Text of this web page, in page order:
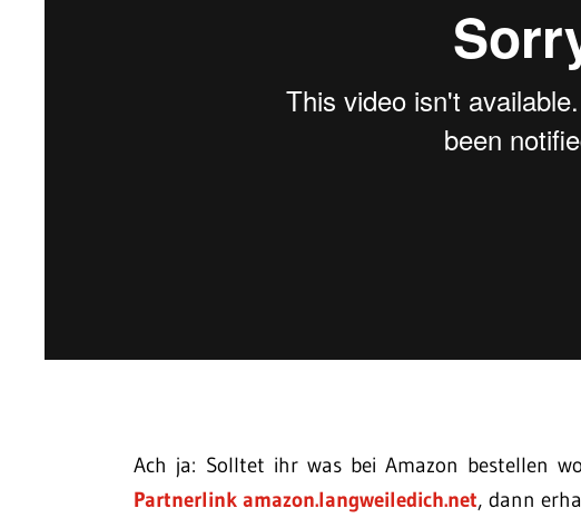
Ach ja: Solltet ihr was bei Amazon bestellen
Partnerlink amazon.langweiledich.net, dann